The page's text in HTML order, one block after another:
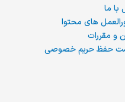
ما
های محتوا
و مقررات
حفظ حریم خصوصی